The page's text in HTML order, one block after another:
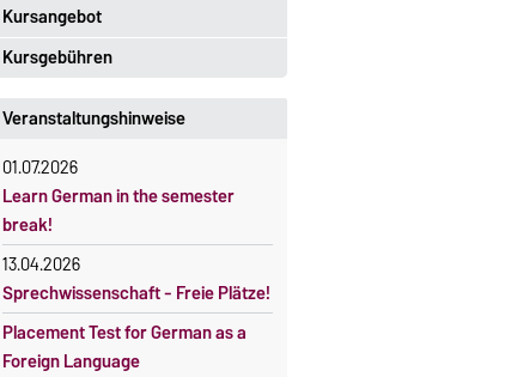
Einschreibezeitraum:
5. Oktober 2026, 9.00 Uhr bis
23. Oktober 2026, 18 Uhr
Moodle
Die Kurse beginnen ab dem 12.
Oktober 2026.
Kursteilnahme nur nach
fristgerechter Online-Anmeldung
Kursangebot
Das aktuelle Kursprogramm des
SPRZ finden Sie hier.
Kursgebühren
Sprachkurse sind i. d. R.
gebührenpflichtig.
Gebühren
Gebührenrückerstattung
Gebührenbefreiungen bei
curricularer Sprachausbildung
Gebührenbefreiung bei Incomings
Veranstaltungshinweise
01.07.2026
Learn German in the semester
break!
13.04.2026
Sprechwissenschaft - Freie Plätze!
Placement Test for German as a
Foreign Language